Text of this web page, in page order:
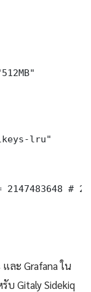
lru"
# 2
ละ Grafana ใน
บ Gitaly Sidekiq